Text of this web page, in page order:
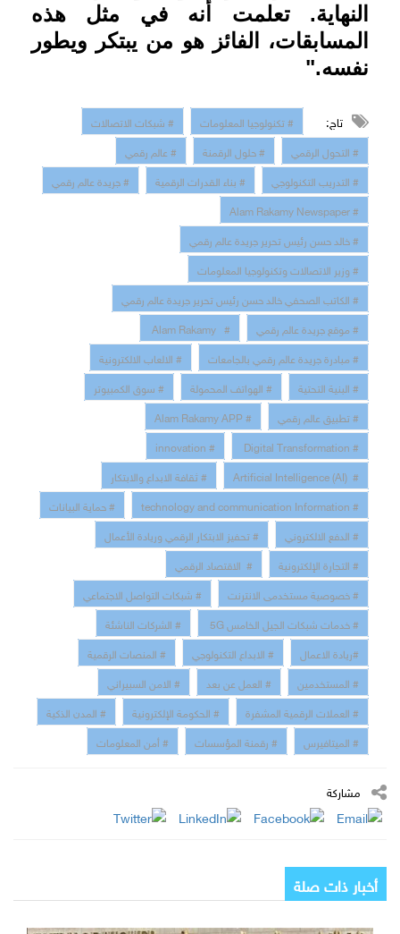
النهاية. تعلمت أنه في مثل هذه
المسابقات، الفائز هو من يبتكر ويطور
نفسه."
تاج: # تكنولوجيا المعلومات
# شبكات الاتصالات
# التحول الرقمي
# حلول الرقمنة
# عالم رقمي
# التدريب التكنولوجي
# بناء القدرات الرقمية
# جريدة عالم رقمي
# Alam Rakamy Newspaper
# خالد حسن رئيس تحرير جريدة عالم رقمي
# وزير الاتصالات وتكنولوجيا المعلومات
# الكاتب الصحفي خالد حسن رئيس تحرير جريدة عالم رقمي
# موقع جريدة عالم رقمي
# Alam Rakamy
# مبادرة جريدة عالم رقمي بالجامعات
# الالعاب الالكترونية
# البنية التحتية
# الهواتف المحمولة
# سوق الكمبيوتر
# تطبيق عالم رقمي
# Alam Rakamy APP
# Digital Transformation
# innovation
# Artificial Intelligence (AI)
# ثقافة الابداع والابتكار
# technology and communication Information
# حماية البيانات
# الدفع الالكتروني
# تحفيز الابتكار الرقمي وريادة الأعمال
# التجارة الإلكترونية
# الاقتصاد الرقمي
# خصوصية مستخدمى الانترنت
# شبكات التواصل الاجتماعي
# خدمات شبكات الجيل الخامس 5G
# الشركات الناشئة
#ريادة الاعمال
# الابداع التكنولوجي
# المنصات الرقمية
# المستخدمين
# العمل عن بعد
# الامن السبيراني
# العملات الرقمية المشفرة
# الحكومة الإلكترونية
# المدن الذكية
# الميتافيرس
# رقمنة المؤسسات # أمن المعلومات
مشاركة
أخبار ذات صلة